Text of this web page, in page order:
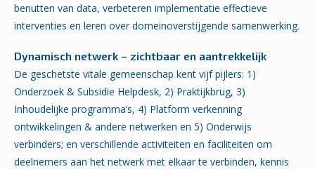
benutten van data, verbeteren implementatie effectieve
interventies en leren over domeinoverstijgende samenwerking.
Dynamisch netwerk – zichtbaar en aantrekkelijk
De geschetste vitale gemeenschap kent vijf pijlers: 1)
Onderzoek & Subsidie Helpdesk, 2) Praktijkbrug, 3)
Inhoudelijke programma’s, 4) Platform verkenning
ontwikkelingen & andere netwerken en 5) Onderwijs
verbinders; en verschillende activiteiten en faciliteiten om
deelnemers aan het netwerk met elkaar te verbinden, kennis